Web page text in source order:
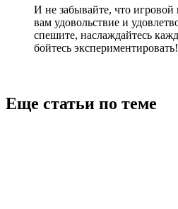
И не забывайте, что
вам удовольствие и
спешите, наслаждайтесь
бойтесь экспериментировать!
Еще статьи по теме